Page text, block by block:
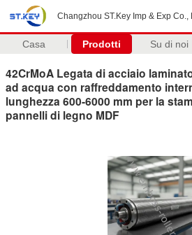
Changzhou ST.Key Imp & Exp Co.,
Casa Prodotti Su di noi
42CrMoA Legata di acciaio
ad acqua con raffreddamento
lunghezza 600-6000 mm per la
pannelli di legno MDF